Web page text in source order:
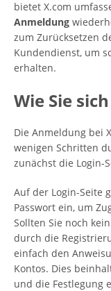
bietet X.com
Anmeldung
zum Zurücksetzen
Kundendienst, um
erhalten.
Wie Sie
Die Anmeldung bei
wenigen Schritten
zunächst die Login-
Auf der Login-Seite
Passwort ein, um
Sollten Sie noch
durch die
einfach den
Kontos. Dies
und die Festlegung